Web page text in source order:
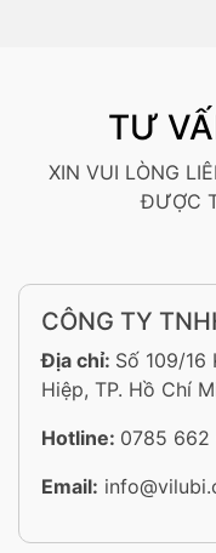
TƯ
XIN VUI LÒNG
ĐƯỢC
CÔNG TY
Địa chỉ: Số 109/16
Hiệp, TP. Hồ Chí
Hotline: 0785 662
Email: